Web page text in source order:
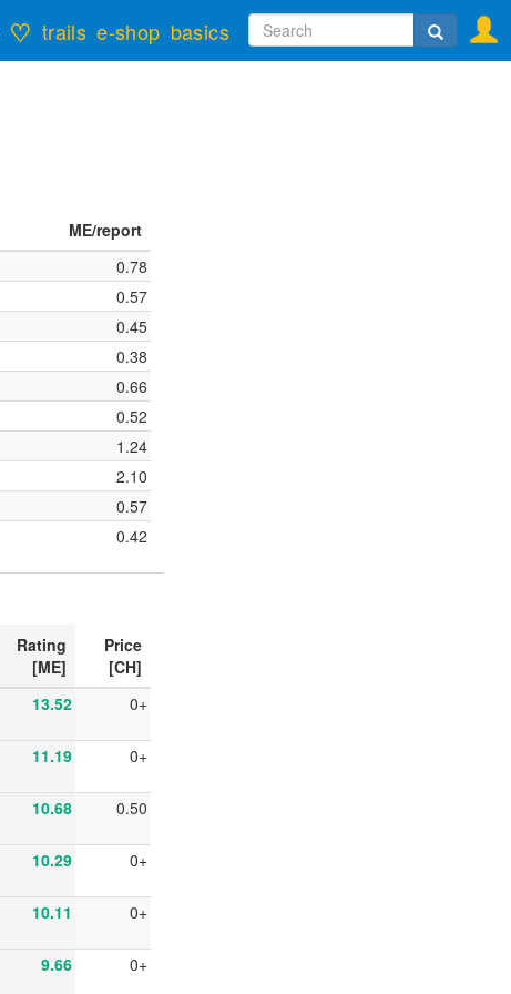
♡ trails e-shop basics Search
form
Search
ME/report
0.78
0.57
0.45
0.38
0.66
0.52
1.24
2.10
0.57
0.42
Rating
[ME]
Price
[CH]
13.52 0+
11.19 0+
10.68 0.50
10.29 0+
10.11 0+
9.66 0+